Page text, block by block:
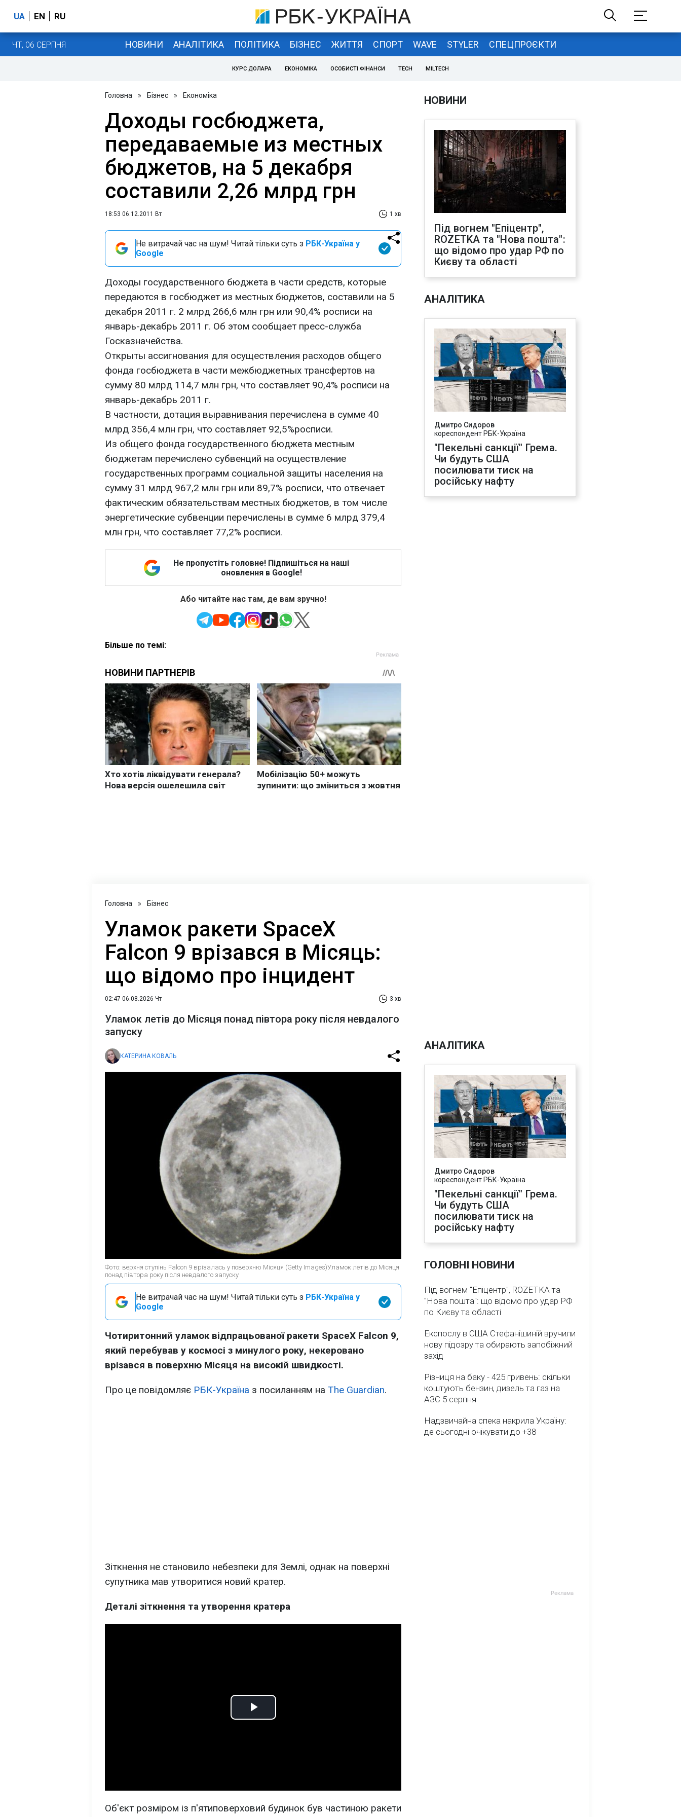
UA EN RU
ЧТ, 06 СЕРПНЯ НОВИНИ АНАЛІТИКА ПОЛІТИКА БІЗНЕС ЖИТТЯ СПОРТ WAVE STYLER СПЕЦПРОЄКТИ
КУРС ДОЛАРА ЕКОНОМІКА ОСОБИСТІ ФІНАНСИ TECH MILTECH
Головна » Бізнес » Економіка
Доходы госбюджета,
передаваемые из местных
бюджетов, на 5 декабря
составили 2,26 млрд грн
18:53 06.12.2011 Вт 1 хв
Не витрачай час на шум! Читай тільки суть з РБК-Україна у
Google
Доходы государственного бюджета в части средств, которые
передаются в госбюджет из местных бюджетов, составили на 5
декабря 2011 г. 2 млрд 266,6 млн грн или 90,4% росписи на
январь-декабрь 2011 г. Об этом сообщает пресс-служба
Госказначейства.
Открыты ассигнования для осуществления расходов общего
фонда госбюджета в части межбюджетных трансфертов на
сумму 80 млрд 114,7 млн грн, что составляет 90,4% росписи на
январь-декабрь 2011 г.
В частности, дотация выравнивания перечислена в сумме 40
млрд 356,4 млн грн, что составляет 92,5%росписи.
Из общего фонда государственного бюджета местным
бюджетам перечислено субвенций на осуществление
государственных программ социальной защиты населения на
сумму 31 млрд 967,2 млн грн или 89,7% росписи, что отвечает
фактическим обязательствам местных бюджетов, в том числе
энергетические субвенции перечислены в сумме 6 млрд 379,4
млн грн, что составляет 77,2% росписи.
Не пропустіть головне! Підпишіться на наші
оновлення в Google!
Або читайте нас там, де вам зручно!
Більше по темі:
НОВИНИ
Під вогнем "Епіцентр",
ROZETKA та "Нова пошта":
що відомо про удар РФ по
Києву та області
АНАЛІТИКА
Дмитро Сидоров
кореспондент РБК-Україна
"Пекельні санкції" Грема.
Чи будуть США
посилювати тиск на
російську нафту
Головна » Бізнес
Уламок ракети SpaceX
Falcon 9 врізався в Місяць:
що відомо про інцидент
02:47 06.08.2026 Чт 3 хв
Уламок летів до Місяця понад півтора року після невдалого
запуску
КАТЕРИНА КОВАЛЬ
Фото: верхня ступінь Falcon 9 врізалась у поверхню Місяця (Getty Images)Уламок летів до Місяця
понад півтора року після невдалого запуску
Не витрачай час на шум! Читай тільки суть з РБК-Україна у
Google
Чотиритонний уламок відпрацьованої ракети SpaceX Falcon 9,
який перебував у космосі з минулого року, некеровано
врізався в поверхню Місяця на високій швидкості.
Про це повідомляє РБК-Україна з посиланням на The Guardian.
Зіткнення не становило небезпеки для Землі, однак на поверхні
супутника мав утворитися новий кратер.
Деталі зіткнення та утворення кратера
Play
Об'єкт розміром із п'ятиповерховий будинок був частиною ракети
АНАЛІТИКА
Дмитро Сидоров
кореспондент РБК-Україна
"Пекельні санкції" Грема.
Чи будуть США
посилювати тиск на
російську нафту
ГОЛОВНІ НОВИНИ
Під вогнем "Епіцентр", ROZETKA та
"Нова пошта": що відомо про удар РФ
по Києву та області
Експослу в США Стефанішиній вручили
нову підозру та обирають запобіжний
захід
Різниця на баку - 425 гривень: скільки
коштують бензин, дизель та газ на
АЗС 5 серпня
Надзвичайна спека накрила Україну:
де сьогодні очікувати до +38